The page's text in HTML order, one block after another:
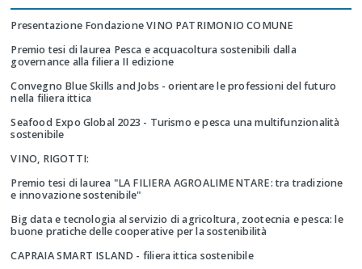
Presentazione Fondazione VINO PATRIMONIO COMUNE
Premio tesi di laurea Pesca e acquacoltura sostenibili dalla
governance alla filiera II edizione
Convegno Blue Skills and Jobs - orientare le professioni del futuro
nella filiera ittica
Seafood Expo Global 2023 - Turismo e pesca una multifunzionalità
sostenibile
VINO, RIGOTTI:
Premio tesi di laurea "LA FILIERA AGROALIMENTARE: tra tradizione
e innovazione sostenibile"
Big data e tecnologia al servizio di agricoltura, zootecnia e pesca: le
buone pratiche delle cooperative per la sostenibilità
CAPRAIA SMART ISLAND - filiera ittica sostenibile